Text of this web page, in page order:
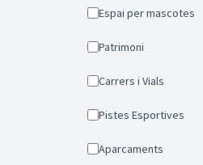
Espai per mascotes
Patrimoni
Carrers i Vials
Pistes Esportives
Aparcaments